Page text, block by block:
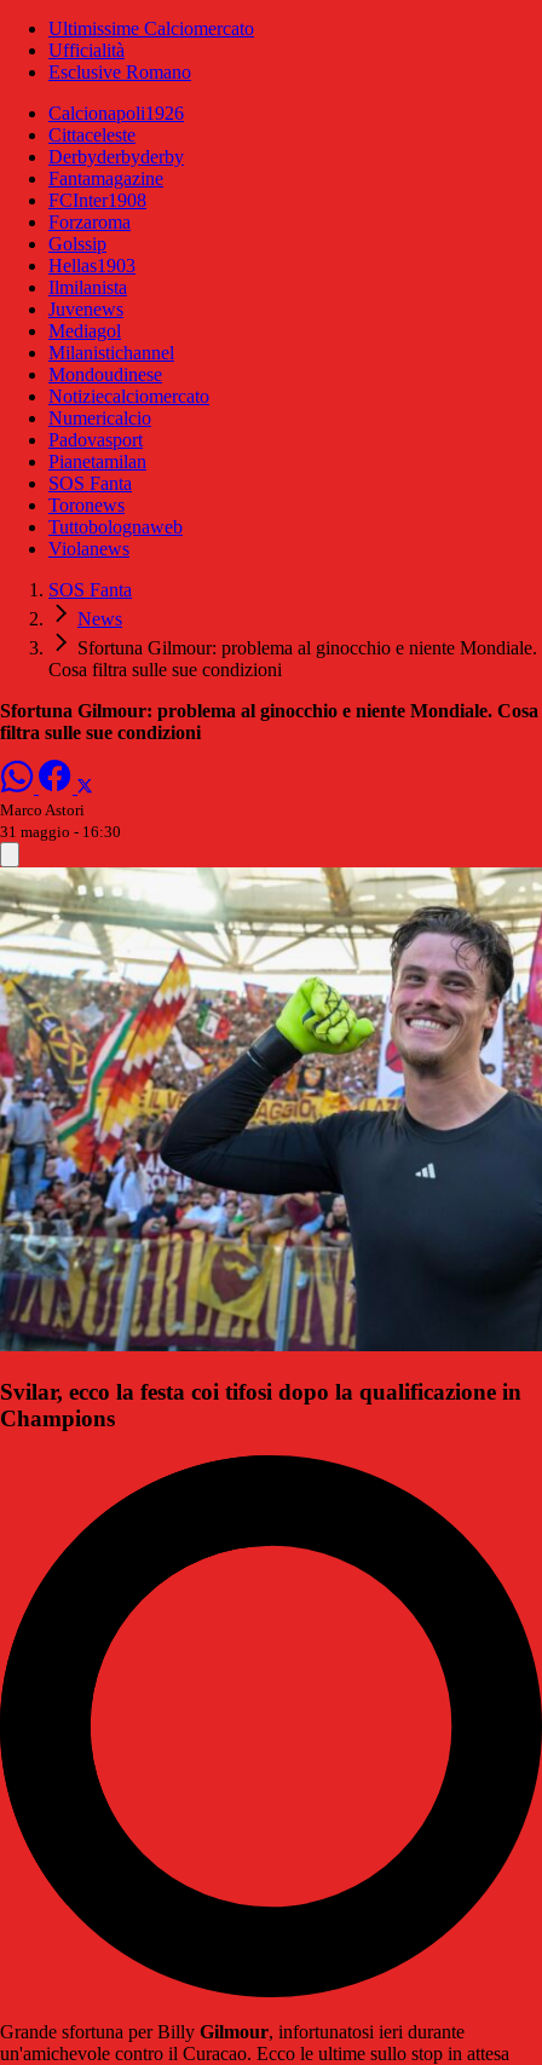
Ultimissime Calciomercato
Ufficialità
Esclusive Romano
Calcionapoli1926
Cittaceleste
Derbyderbyderby
Fantamagazine
FCInter1908
Forzaroma
Golssip
Hellas1903
Ilmilanista
Juvenews
Mediagol
Milanistichannel
Mondoudinese
Notiziecalciomercato
Numericalcio
Padovasport
Pianetamilan
SOS Fanta
Toronews
Tuttobolognaweb
Violanews
SOS Fanta
News
Sfortuna Gilmour: problema al ginocchio e niente Mondiale.
Cosa filtra sulle sue condizioni
Sfortuna Gilmour: problema al ginocchio e niente Mondiale. Cosa
filtra sulle sue condizioni
Marco Astori
31 maggio - 16:30
Svilar, ecco la festa coi tifosi dopo la qualificazione in
Champions
Grande sfortuna per Billy Gilmour, infortunatosi ieri durante
un'amichevole contro il Curacao. Ecco le ultime sullo stop in attesa